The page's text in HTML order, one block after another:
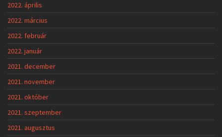
2022. április
2022. március
2022. február
2022. január
2021. december
2021. november
2021. október
2021. szeptember
2021. augusztus